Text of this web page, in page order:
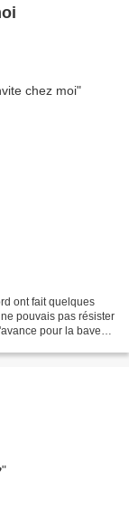
ont fait quelques
pouvais pas résister
pour la bave